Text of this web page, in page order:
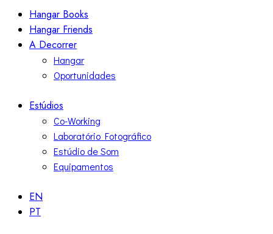
Hangar Books
Hangar Friends
A Decorrer
Hangar
Oportunidades
Estúdios
Co-Working
Laboratório Fotográfico
Estúdio de Som
Equipamentos
EN
PT